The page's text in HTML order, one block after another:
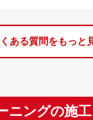
ある質問をもっと
ニングの施